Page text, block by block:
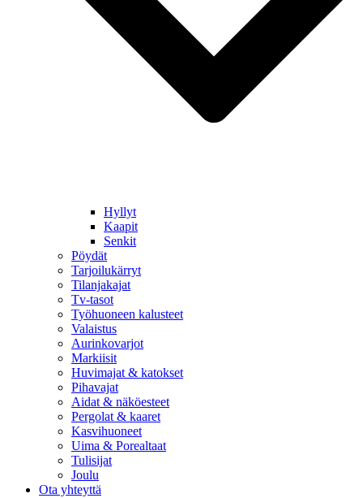
Hyllyt
Kaapit
Senkit
Pöydät
Tarjoilukärryt
Tilanjakajat
Tv-tasot
Työhuoneen kalusteet
Valaistus
Aurinkovarjot
Markiisit
Huvimajat & katokset
Pihavajat
Aidat & näköesteet
Pergolat & kaaret
Kasvihuoneet
Uima & Porealtaat
Tulisijat
Joulu
Ota yhteyttä